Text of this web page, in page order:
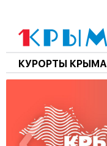
КУРОРТЫ КРЫМА